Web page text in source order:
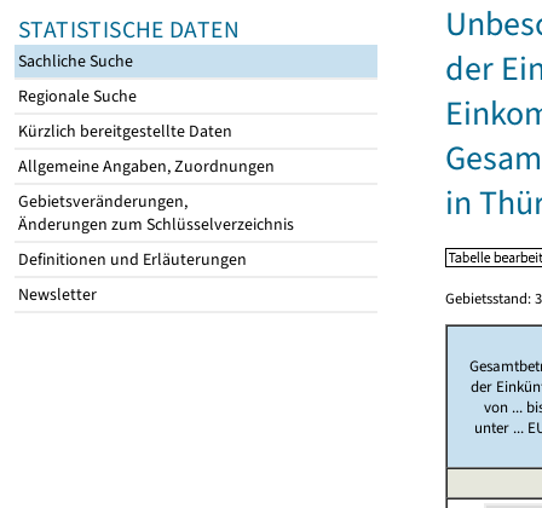
STATISTISCHE DATEN
Sachliche Suche
Regionale Suche
Kürzlich bereitgestellte Daten
Allgemeine Angaben, Zuordnungen
Gebietsveränderungen,
Änderungen zum Schlüsselverzeichnis
Definitionen und Erläuterungen
Newsletter
der
in
Gebietsstand:
der
von ...
unter ...